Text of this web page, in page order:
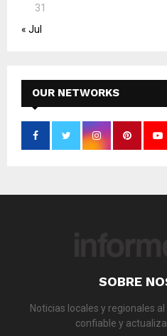
31
« Jul
OUR NETWORKS
SOBRE
Noticias locales y regionales
confiable y